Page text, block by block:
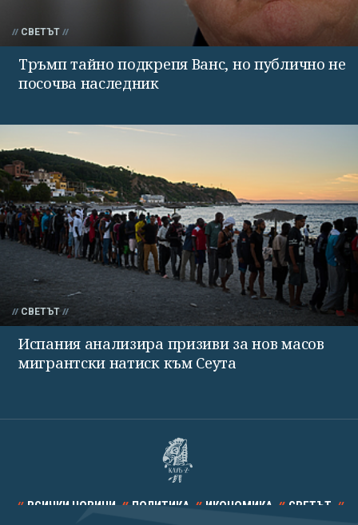
СВЕТЪТ
Тръмп тайно подкрепя Ванс, но публично не
посочва наследник
СВЕТЪТ
Испания анализира призиви за нов масов
мигрантски натиск към Сеута
ВСИЧКИ НОВИНИ ПОЛИТИКА ИКОНОМИКА СВЕТЪТ